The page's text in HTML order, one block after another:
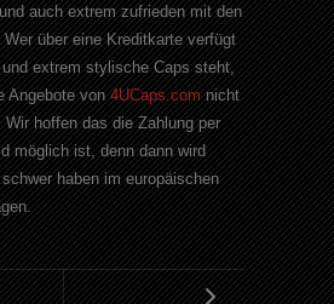
auch extrem zufrieden mit den
über eine Kreditkarte verfügt
extrem stylische Caps steht,
Angebote von4UCaps.comnicht
hoffen das die Zahlung per
möglich ist, denn dann wird
haben im europäischen